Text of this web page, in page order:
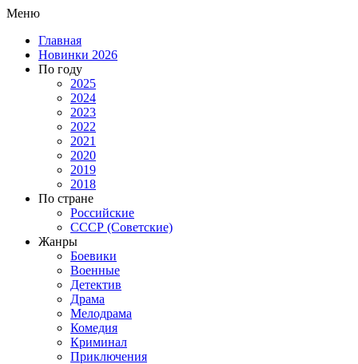
Меню
Главная
Новинки 2026
По году
2025
2024
2023
2022
2021
2020
2019
2018
По стране
Российские
СССР (Советские)
Жанры
Боевики
Военные
Детектив
Драма
Мелодрама
Комедия
Криминал
Приключения